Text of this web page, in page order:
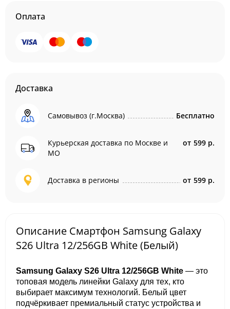
Оплата
Доставка
Самовывоз (г.Москва) Бесплатно
Курьерская доставка по Москве и
МО
от 599 р.
Доставка в регионы от 599 р.
Описание Смартфон Samsung Galaxy
S26 Ultra 12/256GB White (Белый)
Samsung Galaxy S26 Ultra 12/256GB White — это
топовая модель линейки Galaxy для тех, кто
выбирает максимум технологий. Белый цвет
подчёркивает премиальный статус устройства и